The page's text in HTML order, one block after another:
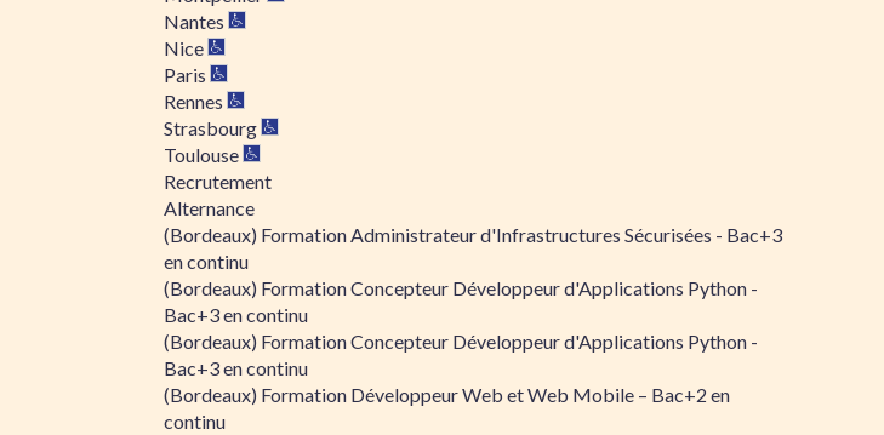
Nantes
Nice
Paris
Rennes
Strasbourg
Toulouse
Recrutement
Alternance
(Bordeaux) Formation Administrateur d'Infrastructures Sécurisées - Bac+3
en continu
(Bordeaux) Formation Concepteur Développeur d'Applications Python -
Bac+3 en continu
(Bordeaux) Formation Concepteur Développeur d'Applications Python -
Bac+3 en continu
(Bordeaux) Formation Développeur Web et Web Mobile – Bac+2 en
continu